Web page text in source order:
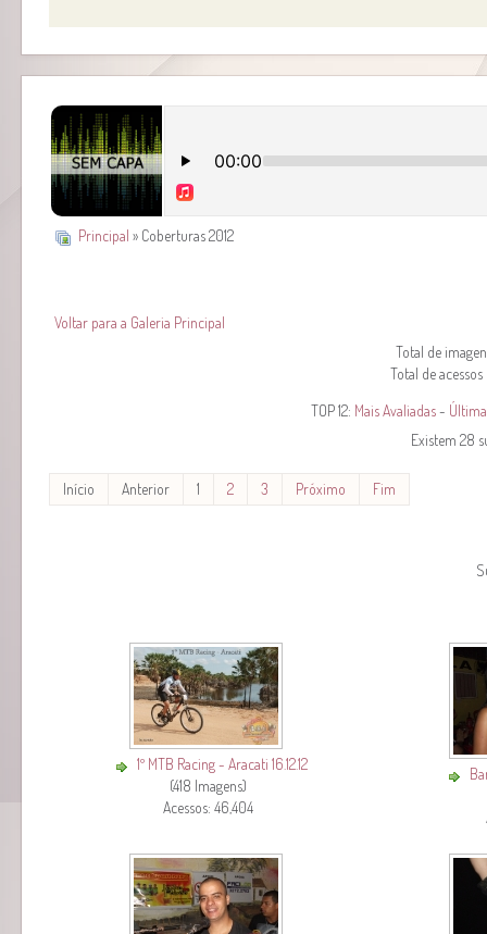
Principal » Coberturas 2012
Voltar para a Galeria Principal
Total de
Total de
TOP 12: Mais Avaliadas-
Existem 28
Início Anterior 1 2 3 Próximo Fim
1º MTB Racing - Aracati 16.12.12
(418 Imagens)
Acessos: 46,404